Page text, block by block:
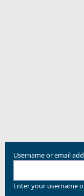
Username or email
Enter your username